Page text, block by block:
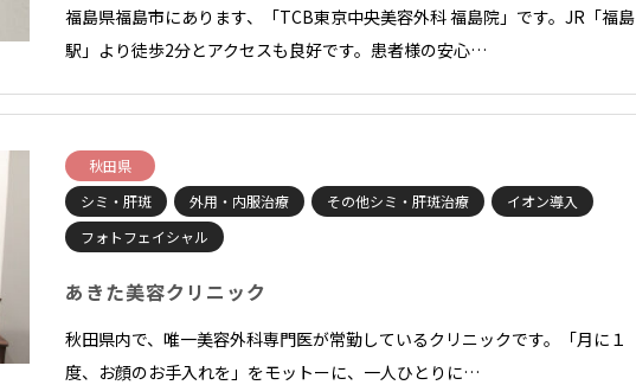
福島県福島市にあります、「TCB東京中央美容外科 福島院」です。JR「福島
駅」より徒歩2分とアクセスも良好です。患者様の安心…
秋田県
シミ・肝斑
外用・内服治療 その他シミ・肝斑治療
イオン導入
フォトフェイシャル
あきた美容クリニック
秋田県内で、唯一美容外科専門医が常勤しているクリニックです。「月に１
度、お顔のお手入れを」をモットーに、一人ひとりに…